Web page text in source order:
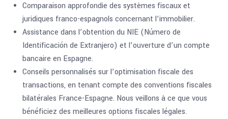
Comparaison approfondie des systèmes fiscaux et
juridiques franco-espagnols concernant l’immobilier.
Assistance dans l’obtention du NIE (Número de
Identificación de Extranjero) et l’ouverture d’un compte
bancaire en Espagne.
Conseils personnalisés sur l’optimisation fiscale des
transactions, en tenant compte des conventions fiscales
bilatérales France-Espagne. Nous veillons à ce que vous
bénéficiez des meilleures options fiscales légales.